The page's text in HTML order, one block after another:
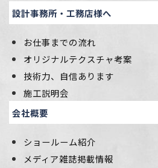
設計事務所・工務店様へ
お仕事までの流れ
オリジナルテクスチャ考案
技術力、自信あります
施工説明会
会社概要
ショールーム紹介
メディア雑誌掲載情報